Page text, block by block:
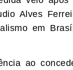
Alves
em
ao